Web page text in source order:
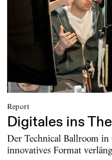
Report
Digitales ins
Der Technical Ballroom
innovatives Format